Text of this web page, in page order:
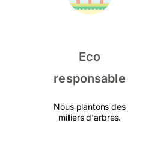
Eco
responsable
Nous plantons des
milliers d'arbres.